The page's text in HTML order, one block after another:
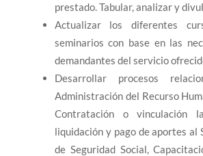
prestado. Tabular, analizar y
Actualizar los diferentes
seminarios con base en las
demandantes del servicio
Desarrollar procesos
Administración del Recurso
Contratación o vinculación
liquidación y pago de aportes al
de Seguridad Social,